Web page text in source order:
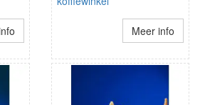
Meer info